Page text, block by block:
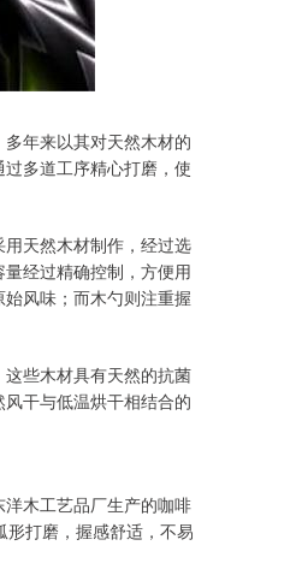
年来以其对天然木材的
多道工序精心打磨，使
天然木材制作，经过选
经过精确控制，方便用
风味；而木勺则注重握
些木材具有天然的抗菌
干与低温烘干相结合的
木工艺品厂生产的咖啡
打磨，握感舒适，不易